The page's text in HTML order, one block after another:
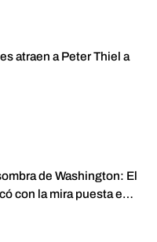
atraen a Peter Thiel a
de Washington: El
con la mira puesta en